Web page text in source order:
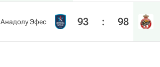
Анадолу Эфес 93 : 98